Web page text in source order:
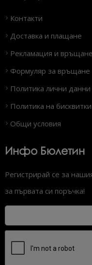
Контакти
Доставка и плащане
Рекламация и връщане
Формуляр за връщане
Политика лични данни
Политика на бисквитки
Общи условия
Инфо Бюлетин
Регистрирай се за
за първата си поръчка!